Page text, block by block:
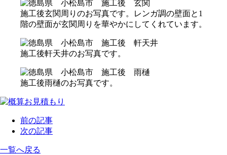
施工後玄関周りのお写真です。レンガ調の壁面と1
階の壁面が玄関周りを華やかにしてくれています。
施工後軒天井のお写真です。
施工後雨樋のお写真です。
前の記事
次の記事
一覧へ戻る